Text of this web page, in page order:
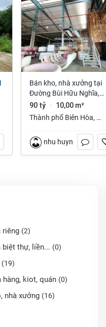
Bán kho, nhà xưởng tại
Đường Bùi Hữu Nghĩa,
Phường Tân Hạnh, Biên
Hòa, Đồng Nai giá 90 tỷ
90 tỷ · 10,00 m²
Thành phố Biên Hòa,
nhu huynh
riêng (2)
biệt thự, liền... (0)
(19)
hàng, kiot, quán (0)
nhà xưởng (16)